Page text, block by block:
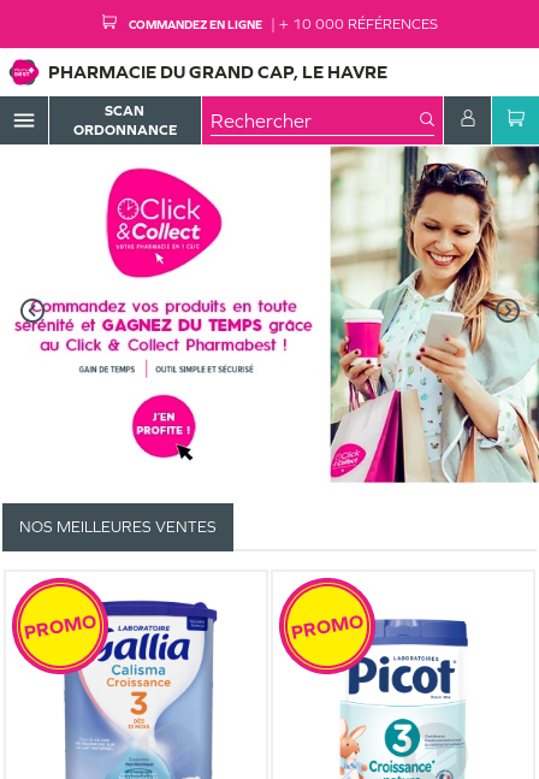
COMMANDEZ EN LIGNE + 10 000 RÉFÉRENCES
PHARMACIE DU GRAND CAP, LE HAVRE
menu
SCAN
ORDONNANCE
NOS MEILLEURES VENTES
PROMO PROMO